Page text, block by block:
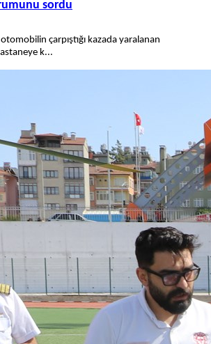
sordu
çarpıştığı kazada yaralanan
k...